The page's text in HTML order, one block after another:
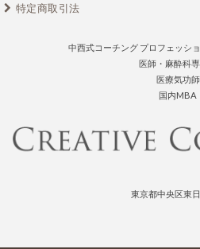
特定商取引法
中西式コーチング プロフェッシ
医師・麻酔科
医療気功師
国内MBA
東京都中央区東